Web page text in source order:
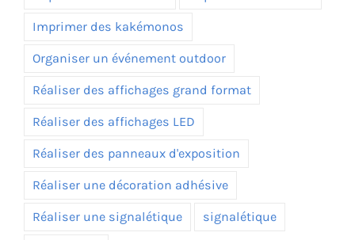
Imprimer des kakémonos
Organiser un événement outdoor
Réaliser des affichages grand format
Réaliser des affichages LED
Réaliser des panneaux d'exposition
Réaliser une décoration adhésive
Réaliser une signalétique signalétique